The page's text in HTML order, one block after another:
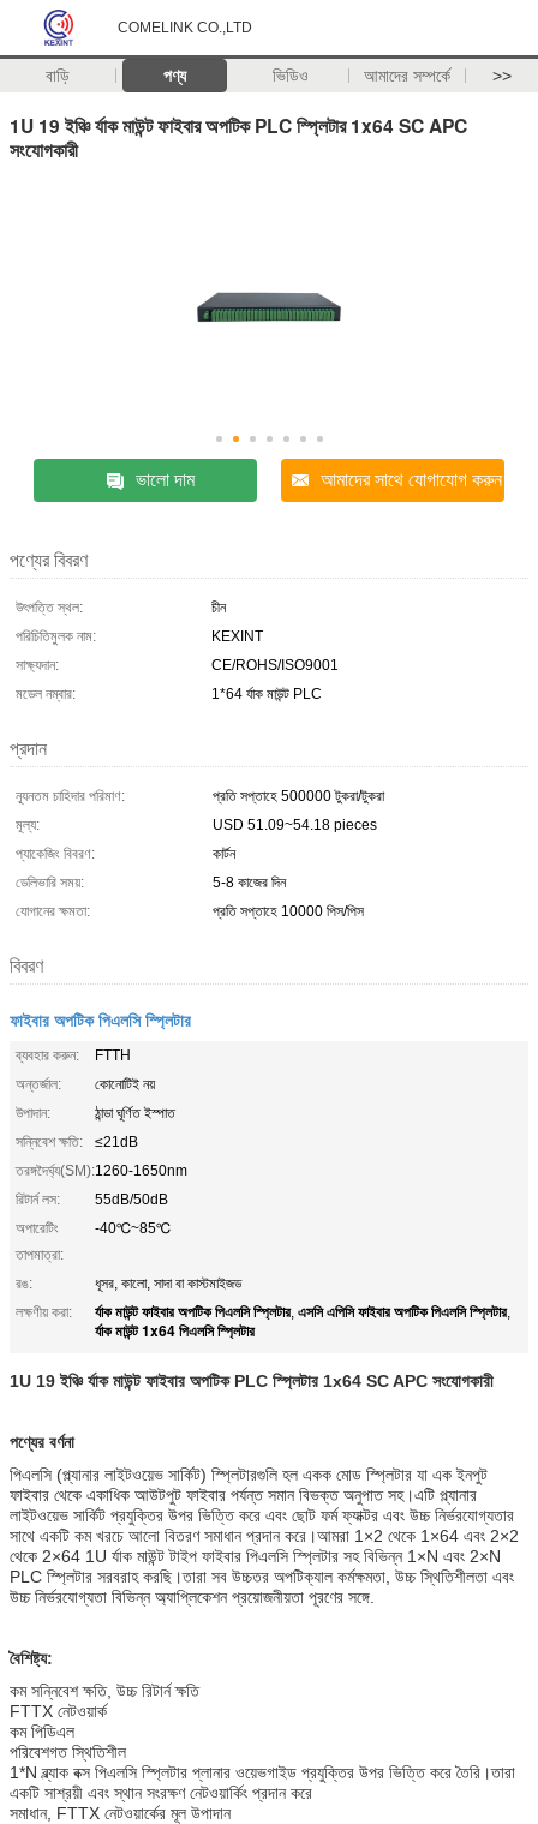
COMELINK CO.,LTD
বাড়ি পণ্য ভিডিও আমাদের সম্পর্কে >>
1U 19 ইঞ্চি র্যাক মাউন্ট ফাইবার অপটিক PLC স্প্লিটার 1x64 SC APC
সংযোগকারী
ভালো দাম আমাদের সাথে যোগাযোগ করুন
পণ্যের বিবরণ
উৎপত্তি স্থল:
চীন
পরিচিতিমুলক নাম:
KEXINT
সাক্ষ্যদান:
CE/ROHS/ISO9001
মডেল নম্বার:
1*64 র্যাক মাউন্ট PLC
প্রদান
ন্যূনতম চাহিদার পরিমাণ:
প্রতি সপ্তাহে 500000 টুকরা/টুকরা
মূল্য:
USD 51.09~54.18 pieces
প্যাকেজিং বিবরণ:
কার্টন
ডেলিভারি সময়:
5-8 কাজের দিন
যোগানের ক্ষমতা:
প্রতি সপ্তাহে 10000 পিস/পিস
বিবরণ
ফাইবার অপটিক পিএলসি স্প্লিটার
ব্যবহার করুন:
FTTH
অন্তর্জাল:
কোনোটিই নয়
উপাদান:
ঠান্ডা ঘূর্ণিত ইস্পাত
সন্নিবেশ ক্ষতি:
≤21dB
তরঙ্গদৈর্ঘ্য(SM):1260-1650nm
রিটার্ন লস:
55dB/50dB
অপারেটিং
তাপমাত্রা:
-40℃~85℃
রঙ:
ধূসর, কালো, সাদা বা কাস্টমাইজড
লক্ষণীয় করা:
র্যাক মাউন্ট ফাইবার অপটিক পিএলসি স্প্লিটার, এসসি এপিসি ফাইবার অপটিক পিএলসি স্প্লিটার,
র্যাক মাউন্ট 1x64 পিএলসি স্প্লিটার
1U 19 ইঞ্চি র্যাক মাউন্ট ফাইবার অপটিক PLC স্প্লিটার 1x64 SC APC সংযোগকারী
পণ্যের বর্ণনা
পিএলসি (প্ল্যানার লাইটওয়েভ সার্কিট) স্প্লিটারগুলি হল একক মোড স্প্লিটার যা এক ইনপুট
ফাইবার থেকে একাধিক আউটপুট ফাইবার পর্যন্ত সমান বিভক্ত অনুপাত সহ।এটি প্ল্যানার
লাইটওয়েভ সার্কিট প্রযুক্তির উপর ভিত্তি করে এবং ছোট ফর্ম ফ্যাক্টর এবং উচ্চ নির্ভরযোগ্যতার
সাথে একটি কম খরচে আলো বিতরণ সমাধান প্রদান করে।আমরা 1×2 থেকে 1×64 এবং 2×2
থেকে 2×64 1U র্যাক মাউন্ট টাইপ ফাইবার পিএলসি স্প্লিটার সহ বিভিন্ন 1×N এবং 2×N
PLC স্প্লিটার সরবরাহ করছি।তারা সব উচ্চতর অপটিক্যাল কর্মক্ষমতা, উচ্চ স্থিতিশীলতা এবং
উচ্চ নির্ভরযোগ্যতা বিভিন্ন অ্যাপ্লিকেশন প্রয়োজনীয়তা পূরণের সঙ্গে.
বৈশিষ্ট্য:
কম সন্নিবেশ ক্ষতি, উচ্চ রিটার্ন ক্ষতি
FTTX নেটওয়ার্ক
কম পিডিএল
পরিবেশগত স্থিতিশীল
1*N ব্ল্যাক বক্স পিএলসি স্প্লিটার প্লানার ওয়েভগাইড প্রযুক্তির উপর ভিত্তি করে তৈরি।তারা
একটি সাশ্রয়ী এবং স্থান সংরক্ষণ নেটওয়ার্কিং প্রদান করে
সমাধান, FTTX নেটওয়ার্কের মূল উপাদান